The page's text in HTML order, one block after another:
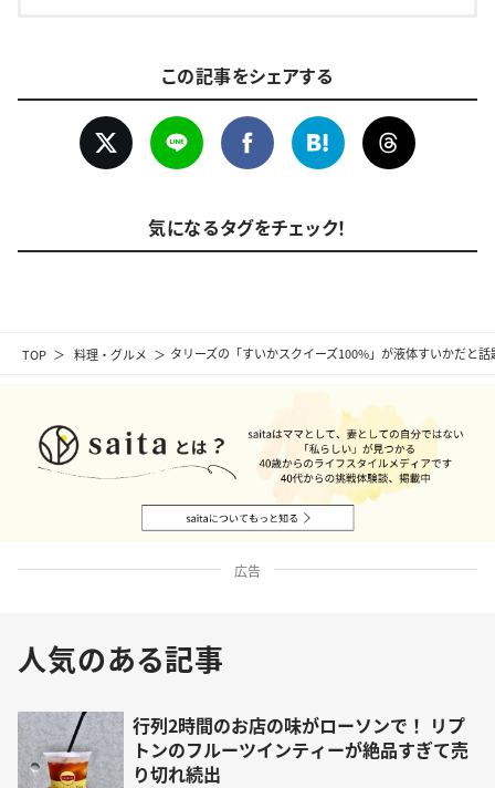
TOP 料理・グルメ タリーズの「すいかスクイーズ100%」が液体すいかだと
この記事をシェアする
気になるタグをチェック！
広告
人気のある記事
行列2時間のお店の味がローソンで！ リプ
トンのフルーツインティーが絶品すぎて売
り切れ続出